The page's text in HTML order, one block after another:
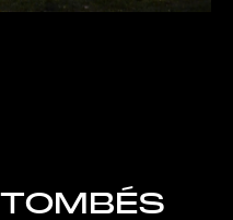
TOM B ÉS